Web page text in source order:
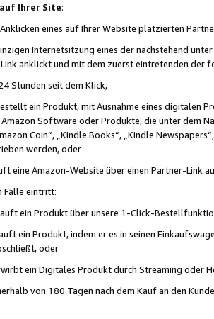
Ihrer Site:
eines auf Ihrer Website platzierten
Internetsitzung eines der nachstehend
anklickt und mit dem zuerst eintretenden der
Stunden seit dem Klick,
ein Produkt, mit Ausnahme eines digitalen
Software oder Produkte, die unter dem
Coin“, „Kindle Books“, „Kindle
werden, oder
eine Amazon-Website über einen Partner-Link
Fälle eintritt:
ein Produkt über unsere 1-Click-
ein Produkt, indem er es in seinen
oder
ein Digitales Produkt durch Streaming oder
von 180 Tagen nach dem Kauf an den